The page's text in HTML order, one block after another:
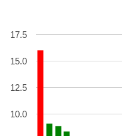
10.0
12.5
15.0
17.5